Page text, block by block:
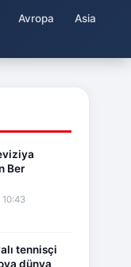
Avropa
Asia
Ber
tennisçi
dünya